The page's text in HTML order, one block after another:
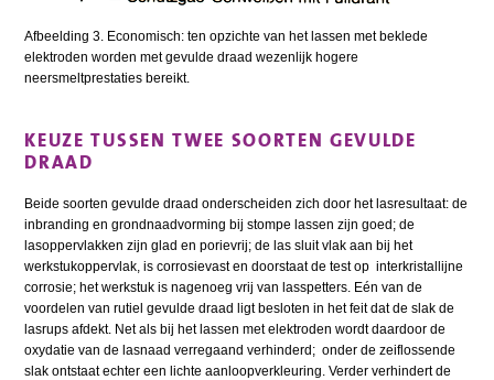
Afbeelding 3. Economisch: ten opzichte van het lassen met beklede
elektroden worden met gevulde draad wezenlijk hogere
neersmeltprestaties bereikt.
KEUZE TUSSEN TWEE SOORTEN GEVULDE
DRAAD
Beide soorten gevulde draad onderscheiden zich door het lasresultaat: de
inbranding en grondnaadvorming bij stompe lassen zijn goed; de
lasoppervlakken zijn glad en porievrij; de las sluit vlak aan bij het
werkstukoppervlak, is corrosievast en doorstaat de test op interkristallijne
corrosie; het werkstuk is nagenoeg vrij van lasspetters. Eén van de
voordelen van rutiel gevulde draad ligt besloten in het feit dat de slak de
lasrups afdekt. Net als bij het lassen met elektroden wordt daardoor de
oxydatie van de lasnaad verregaand verhinderd; onder de zeiflossende
slak ontstaat echter een lichte aanloopverkleuring. Verder verhindert de